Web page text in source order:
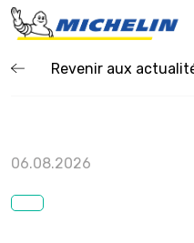
Revenir aux
06.08.2026